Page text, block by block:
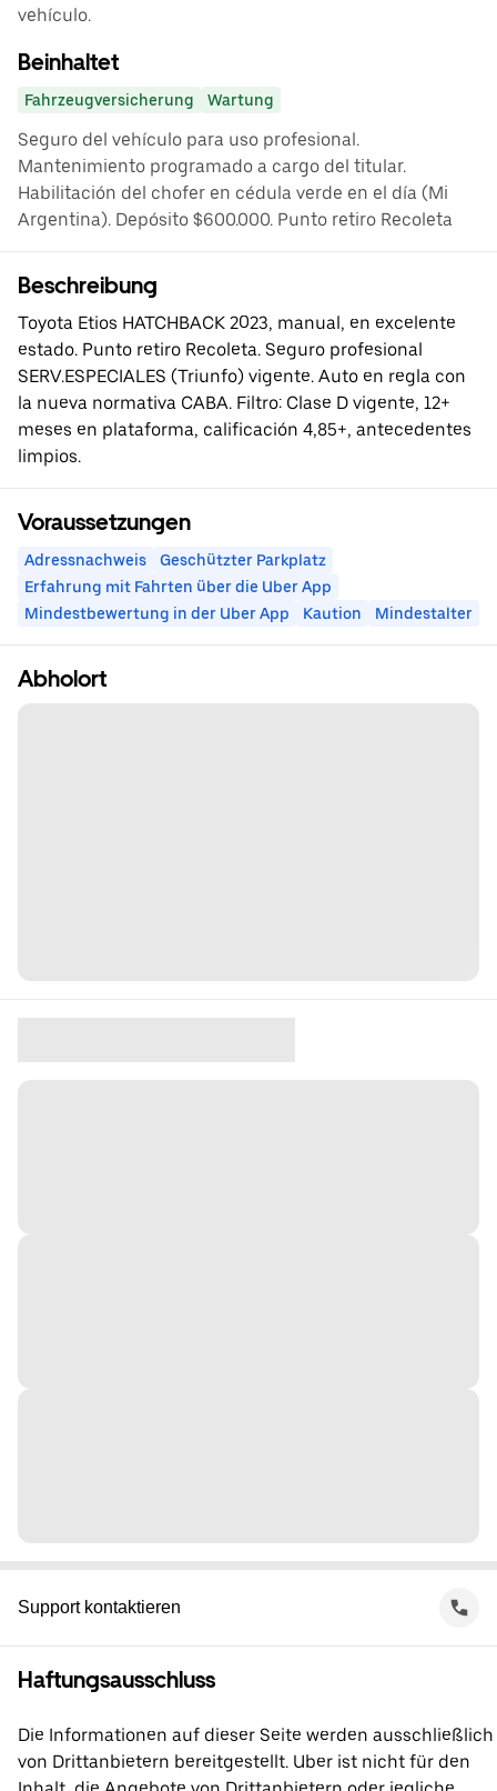
vehículo.
Beinhaltet
Fahrzeugversicherung Wartung
Seguro del vehículo para uso profesional.
Mantenimiento programado a cargo del titular.
Habilitación del chofer en cédula verde en el día (Mi
Argentina). Depósito $600.000. Punto retiro Recoleta
Beschreibung
Toyota Etios HATCHBACK 2023, manual, en excelente
estado. Punto retiro Recoleta. Seguro profesional
SERV.ESPECIALES (Triunfo) vigente. Auto en regla con
la nueva normativa CABA. Filtro: Clase D vigente, 12+
meses en plataforma, calificación 4,85+, antecedentes
limpios.
Voraussetzungen
Adressnachweis
Geschützter Parkplatz
Erfahrung mit Fahrten über die Uber App
Mindestbewertung in der Uber App
Kaution Mindestalter
Abholort
Support kontaktieren
Haftungsausschluss
Die Informationen auf dieser Seite werden ausschließlich
von Drittanbietern bereitgestellt. Uber ist nicht für den